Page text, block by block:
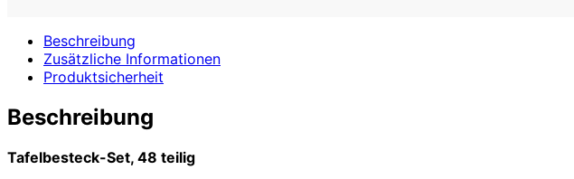
Beschreibung
Zusätzliche Informationen
Produktsicherheit
Beschreibung
Tafelbesteck-Set, 48 teilig